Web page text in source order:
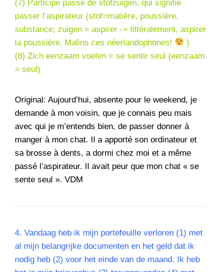
(7) Participe passé de stofzuigen, qui signifie
passer l’aspirateur (stof=matière, poussière,
substance; zuigen = aspirer -> littéralement, aspirer
la poussière. Malins ces néerlandophones!
)
(8) Zich eenzaam voelen = se sentir seul (eenzaam
= seul)
Original: Aujourd’hui, absente pour le weekend, je
demande à mon voisin, que je connais peu mais
avec qui je m’entends bien, de passer donner à
manger à mon chat. Il a apporté son ordinateur et
sa brosse à dents, a dormi chez moi et a même
passé l’aspirateur. Il avait peur que mon chat « se
sente seul ». VDM
4. Vandaag heb ik mijn portefeuille verloren (1) met
al mijn belangrijke documenten en het geld dat ik
nodig heb (2) voor het einde van de maand. Ik heb